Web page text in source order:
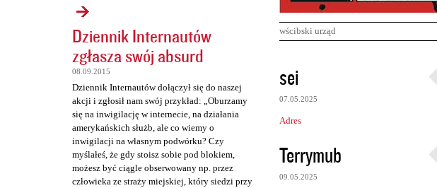
Dziennik Internautów
zgłasza swój absurd
08.09.2015
Dziennik Internautów dołączył się do naszej
akcji i zgłosił nam swój przykład: „Oburzamy
się na inwigilację w internecie, na działania
amerykańskich służb, ale co wiemy o
inwigilacji na własnym podwórku? Czy
myślałeś, że gdy stoisz sobie pod blokiem,
możesz być ciągle obserwowany np. przez
człowieka ze straży miejskiej, który siedzi przy
wścibski urząd
K
o
m
e
n
t
sei
07.05.2025
Adres
Terrymub
09.05.2025